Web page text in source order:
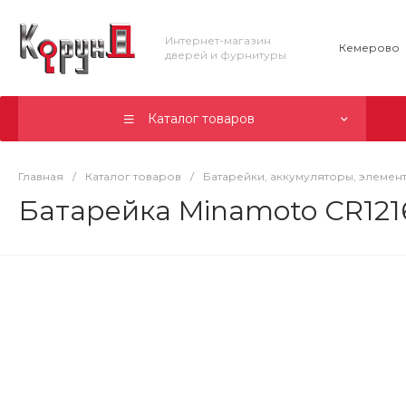
Интернет-магазин
дверей и фурнитуры
Кемерово
Каталог товаров
Главная / Каталог товаров / Батарейки, аккумуляторы,
Батарейка Minamoto